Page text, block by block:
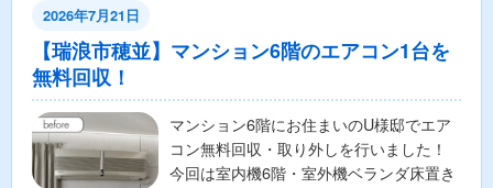
2026年7月21日
【瑞浪市穂並】マンション6階のエアコン1台を
無料回収！
マンション6階にお住まいのU様邸でエア
コン無料回収・取り外しを行いました！
今回は室内機6階・室外機ベランダ床置き